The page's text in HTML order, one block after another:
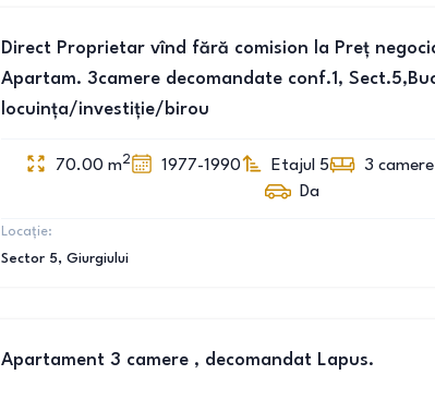
Direct Proprietar vînd fără comision la Preț
Apartam. 3camere decomandate conf.1,
locuința/investiție/birou
70.00 m2 1977-1990 Etajul 5 3 camere
Da
Locație:
Sector 5, Giurgiului
Apartament 3 camere , decomandat Lapus.